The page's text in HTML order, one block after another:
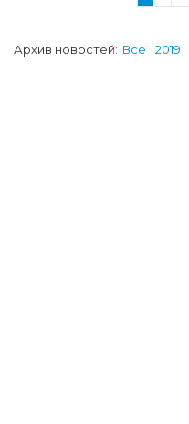
Архив новостей: Все 2019